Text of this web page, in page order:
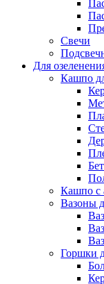
Свечи
Для
Кашпо
Кашпо с
Вазоны
Горшки